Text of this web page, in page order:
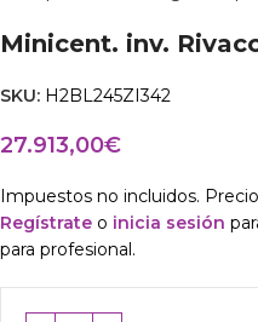
Minicent. inv.
SKU: H2BL245ZI342
27.913,00€
Impuestos no incluidos.
Regístrate o inicia sesión
para profesional.